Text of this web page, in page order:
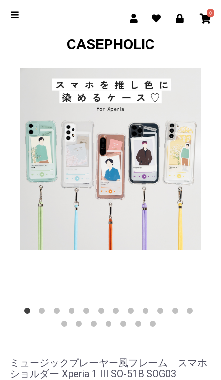
0
CASEPHOLIC
ミュージックプレーヤー風フレーム スマホ
ショルダー Xperia 1 III SO-51B SOG03